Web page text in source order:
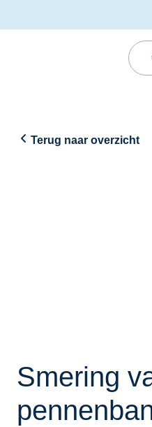
Terug naar overzicht
Smering